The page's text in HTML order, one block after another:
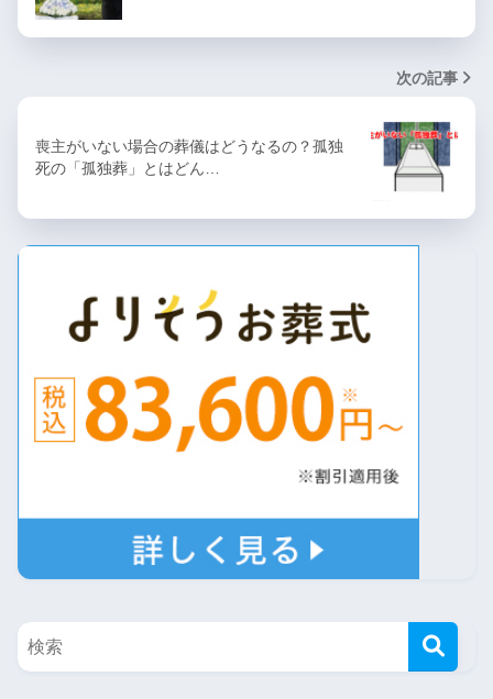
次の記事
喪主がいない場合の葬儀はどうなるの？孤独
死の「孤独葬」とはどん…